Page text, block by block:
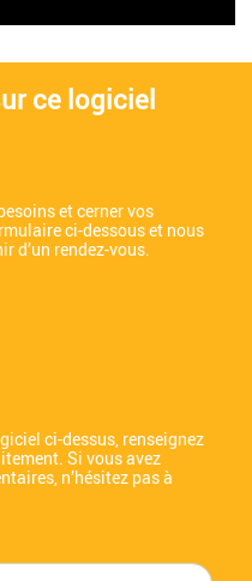
ce logiciel
et cerner vos
ci-dessous et nous
d’un rendez-vous.
ci-dessus, renseignez
Si vous avez
n’hésitez pas à